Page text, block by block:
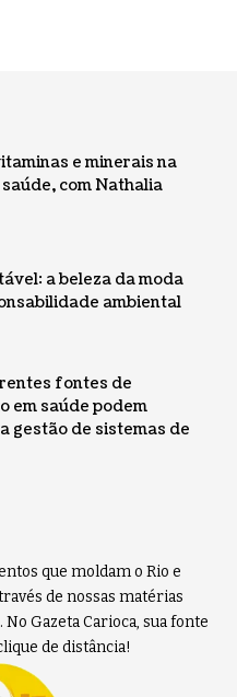
e minerais na
com Nathalia
a beleza da moda
ambiental
fontes de
em saúde podem
gestão de sistemas de
que moldam o Rio e
de nossas matérias
Gazeta Carioca, sua fonte
de distância!